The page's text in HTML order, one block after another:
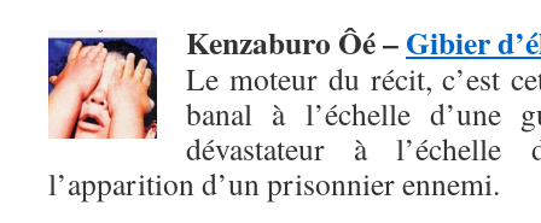
Kenzaburo Ôé –Gibier
Le moteur du récit, c’est
banal à l’échelle d’une
dévastateur à
l’apparition d’un prisonnier ennemi.